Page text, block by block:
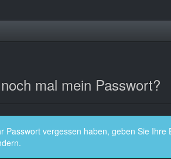
mal mein Passwort?
Passwort vergessen haben, geben Sie